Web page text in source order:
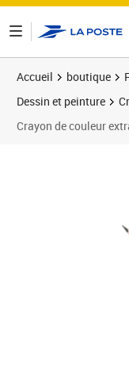
Accueil boutique
Dessin et peinture
Crayon de couleur